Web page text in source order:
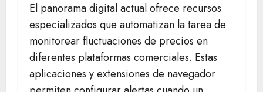
El panorama digital actual ofrece recursos
especializados que automatizan la tarea de
monitorear fluctuaciones de precios en
diferentes plataformas comerciales. Estas
aplicaciones y extensiones de navegador